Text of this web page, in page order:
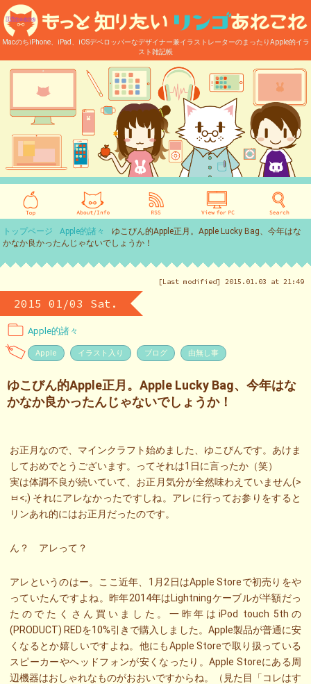
MacのちiPhone、iPad、iOSデベロッパーなデザイナー兼イラストレーターのまったりApple的イラ
スト雑記帳
トップページ Apple的諸々
ゆこびん的Apple正月。Apple Lucky Bag、今年はな
かなか良かったんじゃないでしょうか！
[Last modified] 2015.01.03 at 21:49
2015 01/03 Sat.
Apple的諸々
Apple イラスト入り ブログ 由無し事
ゆこびん的Apple正月。Apple Lucky Bag、今年はな
かなか良かったんじゃないでしょうか！
お正月なので、マインクラフト始めました、ゆこびんです。あけま
しておめでとうございます。ってそれは1日に言ったか（笑）
実は体調不良が続いていて、お正月気分が全然味わえていません(>
ㅂ<;) それにアレなかったですしね。アレに行ってお参りをすると
リンあれ的にはお正月だったのです。
ん？ アレって？
アレというのはー。ここ近年、1月2日はApple Storeで初売りをや
っていたんですよね。昨年2014年はLightningケーブルが半額だっ
たのでたくさん買いました。一昨年はiPod touch 5thの
(PRODUCT) REDを10%引きで購入しました。Apple製品が普通に安
くなるとか嬉しいですよね。他にもApple Storeで取り扱っている
スピーカーやヘッドフォンが安くなったり。Apple Storeにある周
辺機器はおしゃれなものがおおいですからね。（見た目「コレはす